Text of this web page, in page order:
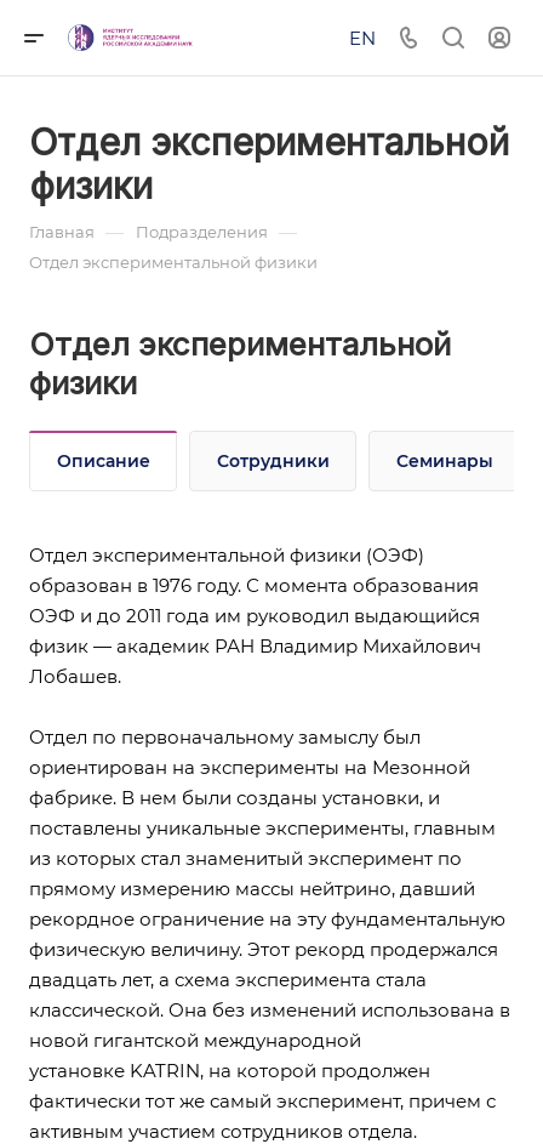
EN
Отдел экспериментальной
физики
Главная — Подразделения —
Отдел экспериментальной физики
Отдел экспериментальной
физики
Описание Сотрудники Семинары
Отдел экспериментальной физики (ОЭФ)
образован в 1976 году. С момента образования
ОЭФ и до 2011 года им руководил выдающийся
физик — aкадемик РАН Владимир Михайлович
Лобашев.
Отдел по первоначальному замыслу был
ориентирован на эксперименты на Мезонной
фабрике. В нем были созданы установки, и
поставлены уникальные эксперименты, главным
из которых стал знаменитый эксперимент по
прямому измерению массы нейтрино, давший
рекордное ограничение на эту фундаментальную
физическую величину. Этот рекорд продержался
двадцать лет, а схема эксперимента стала
классической. Она без изменений использована в
новой гигантской международной
установке KATRIN, на которой продолжен
фактически тот же самый эксперимент, причем с
активным участием сотрудников отдела.